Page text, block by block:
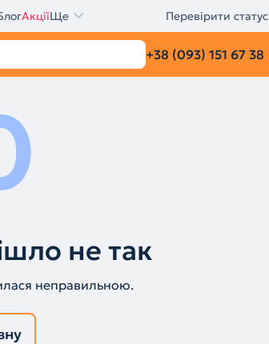
АкціїЩе Перевірити статус
+38 (093) 151 67 38
не так
неправильною.